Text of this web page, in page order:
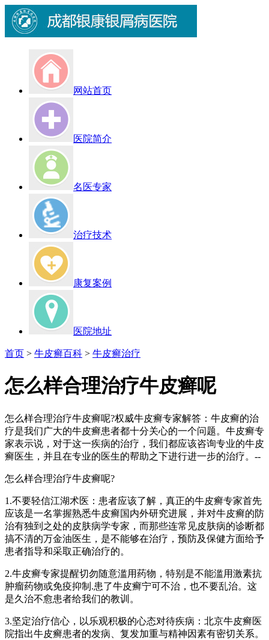
网站首页
医院简介
名医专家
治疗技术
康复案例
医院地址
首页 > 牛皮癣百科 > 牛皮癣治疗
怎么样合理治疗牛皮癣呢
怎么样合理治疗牛皮癣呢?权威牛皮癣专家解答：牛皮癣的治
疗是我们广大的牛皮癣患者都十分关心的一个问题。牛皮癣专
家表示说，对于这一疾病的治疗，我们都应该咨询专业的牛皮
癣医生，并且在专业的医生的帮助之下进行进一步的治疗。--
怎么样合理治疗牛皮癣呢?
1.不要轻信江湖术医：患者应该了解，真正的牛皮癣专家首先
应该是一名掌握熟悉牛皮癣国内外研究进展，并对牛皮癣的防
治有独到之处的皮肤病学专家，而那些连常见皮肤病的诊断都
搞不清的万金油医生，是不能够在治疗，预防及保健方面给予
患者指导和采取正确治疗的。
2.牛皮癣专家提醒切勿随意滥用药物，特别是不能滥用激素抗
肿瘤药物或免疫抑制.患了牛皮癣宁可不治，也不要乱治。这
是久治不愈患者给我们的教训。
3.坚定治疗信心，以乐观积极的心态对待疾病：北京牛皮癣医
院指出牛皮癣患者的发病、复发加重与精神因素有密切关系。